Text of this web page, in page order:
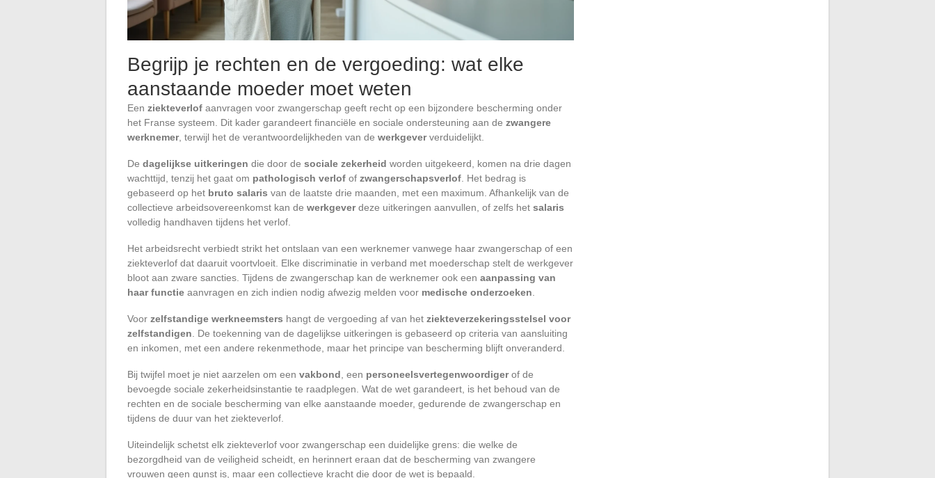
Begrijp je rechten en de vergoeding: wat elke
aanstaande moeder moet weten
Een ziekteverlof aanvragen voor zwangerschap geeft recht op een bijzondere bescherming onder
het Franse systeem. Dit kader garandeert financiële en sociale ondersteuning aan de zwangere
werknemer, terwijl het de verantwoordelijkheden van de werkgeververduidelijkt.
De dagelijkse uitkeringen die door de sociale zekerheid worden uitgekeerd, komen na drie dagen
wachttijd, tenzij het gaat om pathologisch verlof of zwangerschapsverlof . Het bedrag is
gebaseerd op het bruto salaris van de laatste drie maanden, met een maximum. Afhankelijk van de
collectieve arbeidsovereenkomst kan de werkgeverdeze uitkeringen aanvullen, of zelfs het salaris
volledig handhaven tijdens het verlof.
Het arbeidsrecht verbiedt strikt het ontslaan van een werknemer vanwege haar zwangerschap of een
ziekteverlof dat daaruit voortvloeit. Elke discriminatie in verband met moederschap stelt de werkgever
bloot aan zware sancties. Tijdens de zwangerschap kan de werknemer ook een aanpassing van
haar functie aanvragen en zich indien nodig afwezig melden voor medische onderzoeken
Voor zelfstandige werkneemsters hangt de vergoeding af van het ziekteverzekeringsstelsel voor
zelfstandigen . De toekenning van de dagelijkse uitkeringen is gebaseerd op criteria van aansluiting
en inkomen, met een andere rekenmethode, maar het principe van bescherming blijft onveranderd.
Bij twijfel moet je niet aarzelen om een vakbond , een personeelsvertegenwoordigerof de
bevoegde sociale zekerheidsinstantie te raadplegen. Wat de wet garandeert, is het behoud van de
rechten en de sociale bescherming van elke aanstaande moeder, gedurende de zwangerschap en
tijdens de duur van het ziekteverlof.
Uiteindelijk schetst elk ziekteverlof voor zwangerschap een duidelijke grens: die welke de
bezorgdheid van de veiligheid scheidt, en herinnert eraan dat de bescherming van zwangere
vrouwen geen gunst is, maar een collectieve kracht die door de wet is bepaald.